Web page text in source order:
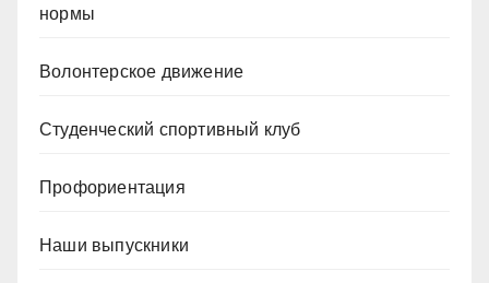
нормы
Волонтерское движение
Студенческий спортивный клуб
Профориентация
Наши выпускники